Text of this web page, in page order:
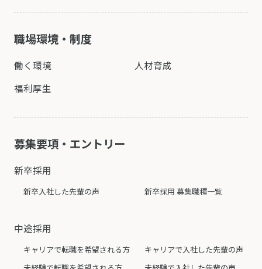
職場環境・制度
働く環境
人材育成
福利厚生
募集要項・エントリー
新卒採用
新卒入社した先輩の声 新卒採用 募集職種一覧
中途採用
キャリアで転職を希望される方
キャリアで入社した先輩の声